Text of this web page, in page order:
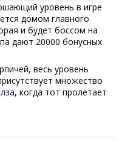
уровень в игре
домом главного
и будет боссом на
дают 20000 бонусных
весь уровень
множество
, когда тот пролетает